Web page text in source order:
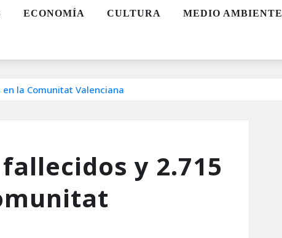
ECONOMÍA CULTURA MEDIO AMBIENTE
la Comunitat Valenciana
y 2.715